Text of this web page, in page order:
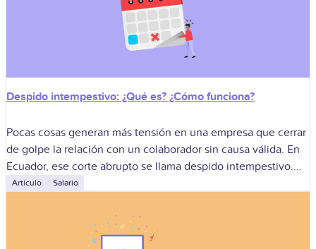
Despido intempestivo: ¿Qué es? ¿Cómo funciona?
Pocas cosas generan más tensión en una empresa que cerrar
de golpe la relación con un colaborador sin causa válida. En
Ecuador, ese corte abrupto se llama despido intempestivo.
Ocurre
Artículo Salario